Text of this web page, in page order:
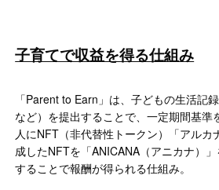
子育てで収益を得る仕組み
「Parent to Earn」は、子どもの生活記
など）を提出することで、一定期間基準
人にNFT（非代替性トークン）「アルカ
成したNFTを「ANICANA（アニカナ）
することで報酬が得られる仕組み。